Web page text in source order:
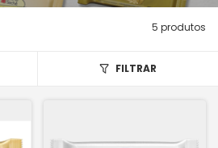
5 produtos
FILTRAR